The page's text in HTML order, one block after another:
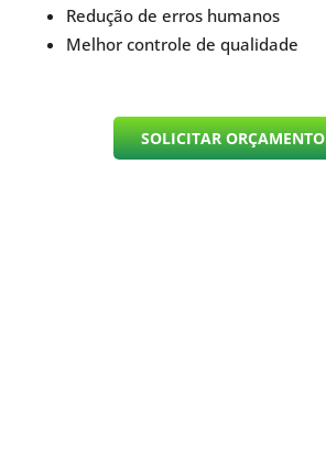
Redução de erros humanos
Melhor controle de qualidade
SOLICITAR ORÇAMENTO